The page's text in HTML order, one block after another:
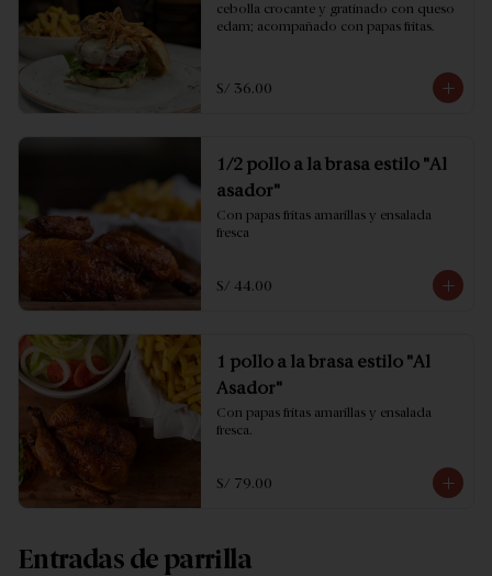
cebolla crocante y gratinado con queso
edam; acompañado con papas fritas.
S/ 36.00
1/2 pollo a la brasa estilo "Al
asador"
Con papas fritas amarillas y ensalada
fresca
S/ 44.00
1 pollo a la brasa estilo "Al
Asador"
Con papas fritas amarillas y ensalada
fresca.
S/ 79.00
Entradas de parrilla